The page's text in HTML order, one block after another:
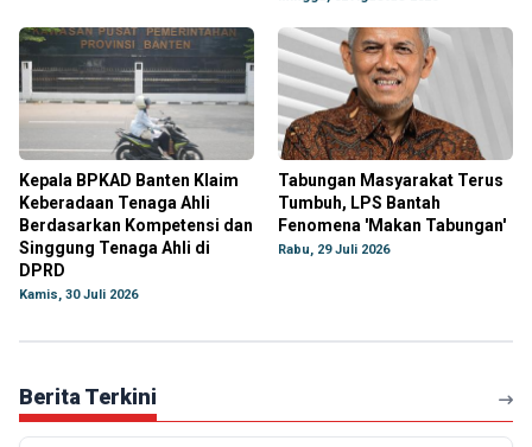
Kepala BPKAD Banten Klaim
Keberadaan Tenaga Ahli
Berdasarkan Kompetensi dan
Singgung Tenaga Ahli di
DPRD
Kamis, 30 Juli 2026
Tabungan Masyarakat Terus
Tumbuh, LPS Bantah
Fenomena 'Makan Tabungan'
Rabu, 29 Juli 2026
Berita Terkini